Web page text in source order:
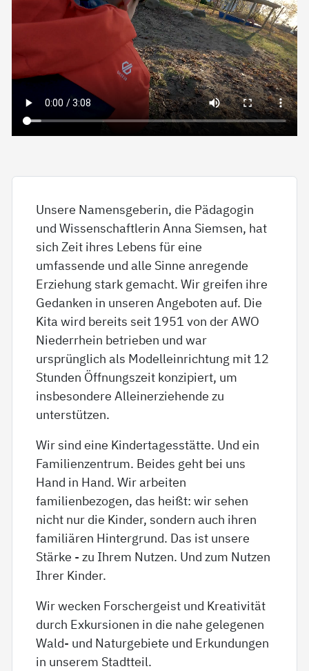
Unsere Namensgeberin, die Pädagogin
und Wissenschaftlerin Anna Siemsen, hat
sich Zeit ihres Lebens für eine
umfassende und alle Sinne anregende
Erziehung stark gemacht. Wir greifen ihre
Gedanken in unseren Angeboten auf. Die
Kita wird bereits seit 1951 von der AWO
Niederrhein betrieben und war
ursprünglich als Modelleinrichtung mit 12
Stunden Öffnungszeit konzipiert, um
insbesondere Alleinerziehende zu
unterstützen.
Wir sind eine Kindertagesstätte. Und ein
Familienzentrum. Beides geht bei uns
Hand in Hand. Wir arbeiten
familienbezogen, das heißt: wir sehen
nicht nur die Kinder, sondern auch ihren
familiären Hintergrund. Das ist unsere
Stärke - zu Ihrem Nutzen. Und zum Nutzen
Ihrer Kinder.
Wir wecken Forschergeist und Kreativität
durch Exkursionen in die nahe gelegenen
Wald- und Naturgebiete und Erkundungen
in unserem Stadtteil.